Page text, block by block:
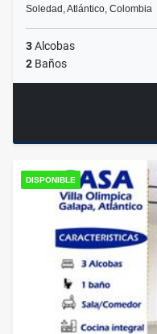
Soledad, Atlántico, Colombia
3Alcobas
2 Baños
DISPONIBLE